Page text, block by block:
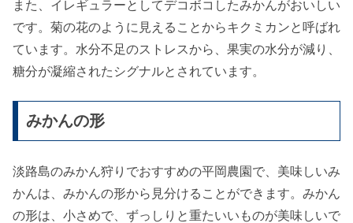
また、イレギュラーとしてデコボコしたみかんがおいしい
です。菊の花のように見えることからキクミカンと呼ばれ
ています。水分不足のストレスから、果実の水分が減り、
糖分が凝縮されたシグナルとされています。
みかんの形
淡路島のみかん狩りでおすすめの平岡農園で、美味しいみ
かんは、みかんの形から見分けることができます。みかん
の形は、小さめで、ずっしりと重たいいものが美味しいで